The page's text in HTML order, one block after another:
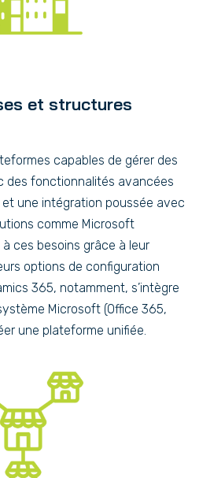
et structures
capables de gérer des
des fonctionnalités avancées
une intégration poussée avec
comme Microsoft
ces besoins grâce à leur
options de configuration
365, notamment, s’intègre
Microsoft (Office 365,
une plateforme unifiée.